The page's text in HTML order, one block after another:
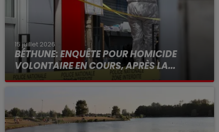
15 juillet 2026
BÉTHUNE: ENQUÊTE POUR HOMICIDE
VOLONTAIRE EN COURS, APRÈS LA...
Selon les premiers éléments, le logement servait